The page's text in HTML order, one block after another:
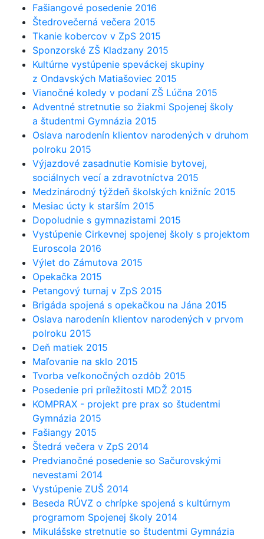
Fašiangové posedenie 2016
Štedrovečerná večera 2015
Tkanie kobercov v ZpS 2015
Sponzorské ZŠ Kladzany 2015
Kultúrne vystúpenie speváckej skupiny
z Ondavských Matiašoviec 2015
Vianočné koledy v podaní ZŠ Lúčna 2015
Adventné stretnutie so žiakmi Spojenej školy
a študentmi Gymnázia 2015
Oslava narodenín klientov narodených v druhom
polroku 2015
Výjazdové zasadnutie Komisie bytovej,
sociálnych vecí a zdravotníctva 2015
Medzinárodný týždeň školských knižníc 2015
Mesiac úcty k starším 2015
Dopoludnie s gymnazistami 2015
Vystúpenie Cirkevnej spojenej školy s projektom
Euroscola 2016
Výlet do Zámutova 2015
Opekačka 2015
Petangový turnaj v ZpS 2015
Brigáda spojená s opekačkou na Jána 2015
Oslava narodenín klientov narodených v prvom
polroku 2015
Deň matiek 2015
Maľovanie na sklo 2015
Tvorba veľkonočných ozdôb 2015
Posedenie pri príležitosti MDŽ 2015
KOMPRAX - projekt pre prax so študentmi
Gymnázia 2015
Fašiangy 2015
Štedrá večera v ZpS 2014
Predvianočné posedenie so Sačurovskými
nevestami 2014
Vystúpenie ZUŠ 2014
Beseda RÚVZ o chrípke spojená s kultúrnym
programom Spojenej školy 2014
Mikulášske stretnutie so študentmi Gymnázia